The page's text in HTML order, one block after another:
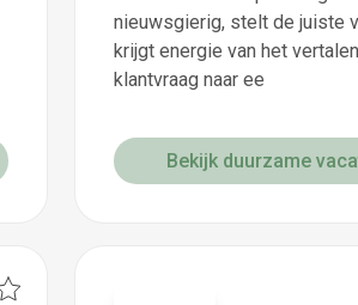
nieuwsgierig, stelt de juiste
krijgt energie van het
klantvraag naar ee
Bekijk duurzame